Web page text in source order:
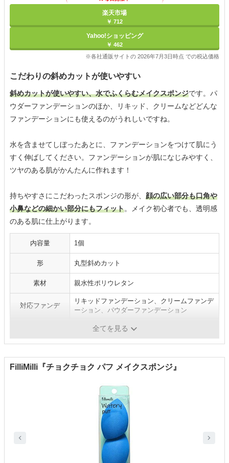
楽天市場
￥ 712
Yahoo!ショッピング
￥ 462
※各社通販サイトの 2026年7月3日時点 での税込価格
こだわりの斜めカットが使いやすい
斜めカットが使いやすい、水でふくらむメイクスポンジです。パ
ウダーファンデーションのほか、リキッド、クリームなどどんな
ファンデーションにも使えるのがうれしいですね。
水を含ませてしぼったあとに、ファンデーションをつけて肌にう
すく伸ばしてください。ファンデーションが肌になじみやすく、
ツヤのある肌がかんたんに作れます！
持ちやすさにこだわったスポンジの形が、 顔の広い部分も口角や
小鼻などの細かい部分にもフィット。メイク初心者でも、透明感
のある肌に仕上がります。
内容量 1個
形 丸型斜めカット
素材 親水性ポリウレタン
対応ファンデ
リキッドファンデーション、クリームファンデ
ーション、パウダーファンデーション
全てを見る
FilliMilli『チョクチョク パフ メイクスポンジ』